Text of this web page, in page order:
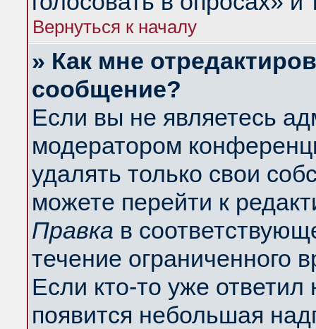
Вернуться к началу
» Как мне
сообщение?
Если вы не являетесь
модератором
удалять только свои
можете перейти к
Правка в
течение ограниченного
Если кто-то уже
появится небольшая